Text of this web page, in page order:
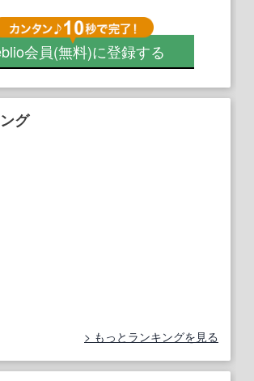
会員(無料)に登録する
グ
もっとランキングを見る